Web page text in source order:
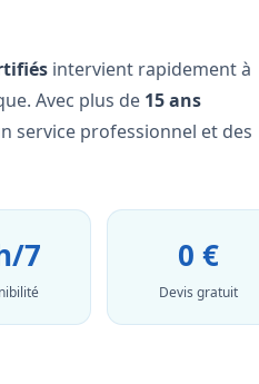
intervient rapidement à
Avec plus de 15 ans
service professionnel et des
7 0 €
Devis gratuit